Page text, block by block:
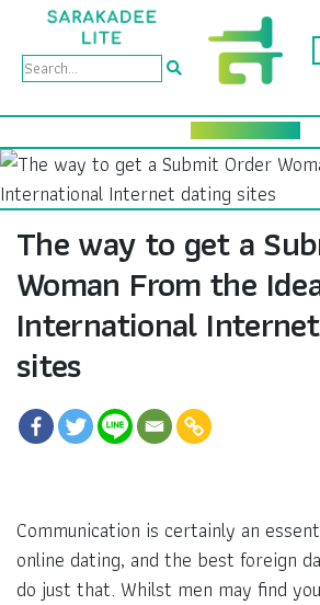
The way to get a
Woman From the
International
sites
Communication is certainly an
online dating, and the best foreign
do just that. Whilst men may find